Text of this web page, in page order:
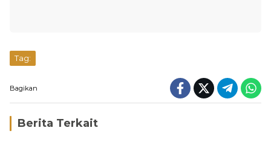
Tag:
Bagikan
Berita Terkait